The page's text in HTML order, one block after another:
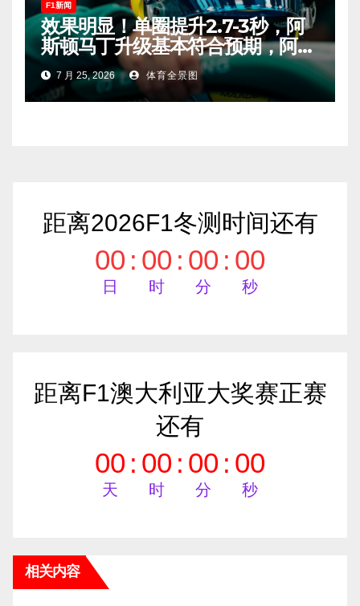
F1新闻
效果明显！单圈提升2.7-3秒，阿
斯顿马丁升级基本符合预期，阿隆
索有望在匈牙利进入Q2！
7 月 25, 2026 体育全景图
距离2026F1冬测时间还有
00
日
: 00
时
: 00
分
: 00
秒
距离F1澳大利亚大奖赛正赛
还有
00
天
: 00
时
: 00
分
: 00
秒
相关内容